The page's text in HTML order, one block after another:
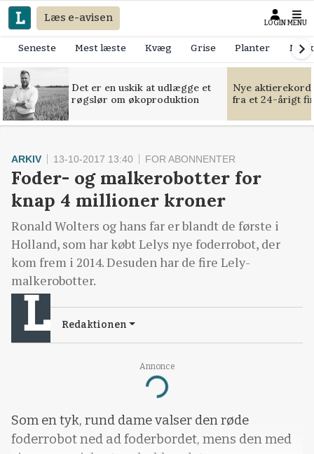
Læs e-avisen LOGIN MENU
Seneste Mest læste Kvæg Grise Planter
Det er en uskik at udlægge et
røgslør om økoproduktion
Nye
fra et 24-årigt
Annonce
Loading...
ARKIV 13-10-2017 13:40 FOR ABONNENTER
Foder- og malkerobotter for
knap 4 millioner kroner
Ronald Wolters og hans far er blandt de første i
Holland, som har købt Lelys nye foderrobot, der
kom frem i 2014. Desuden har de fire Lely-
malkerobotter.
Redaktionen
Som en tyk, rund dame valser den røde
foderrobot ned ad foderbordet, mens den med